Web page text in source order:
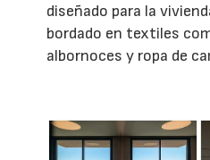
diseñado para la
bordado en textiles
albornoces y ropa de